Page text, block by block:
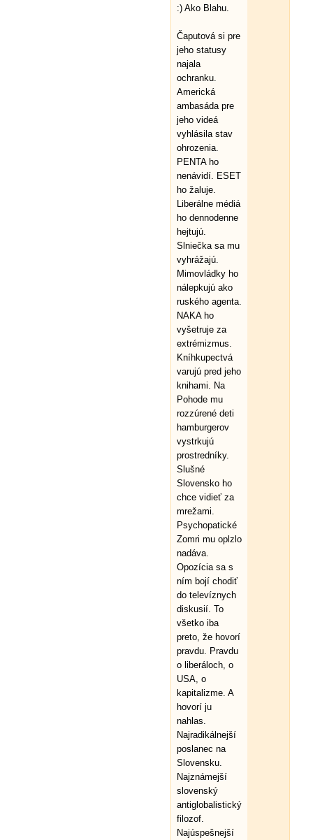
:) Ako Blahu.
Čaputová si pre
jeho statusy
najala
ochranku.
Americká
ambasáda pre
jeho videá
vyhlásila stav
ohrozenia.
PENTA ho
nenávidí. ESET
ho žaluje.
Liberálne médiá
ho dennodenne
hejtujú.
Slniečka sa mu
vyhrážajú.
Mimovládky ho
nálepkujú ako
ruského agenta.
NAKA ho
vyšetruje za
extrémizmus.
Kníhkupectvá
varujú pred jeho
knihami. Na
Pohode mu
rozzúrené deti
hamburgerov
vystrkujú
prostredníky.
Slušné
Slovensko ho
chce vidieť za
mrežami.
Psychopatické
Zomri mu oplzlo
nadáva.
Opozícia sa s
ním bojí chodiť
do televíznych
diskusií. To
všetko iba
preto, že hovorí
pravdu. Pravdu
o liberáloch, o
USA, o
kapitalizme. A
hovorí ju
nahlas.
Najradikálnejší
poslanec na
Slovensku.
Najznámejší
slovenský
antiglobalistický
filozof.
Najúspešnejší